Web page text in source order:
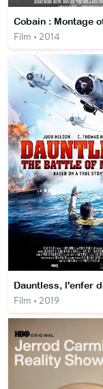
Cobain : Montage
Film • 2014
Film • 2019